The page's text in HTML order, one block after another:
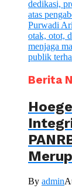
Berita
By admin